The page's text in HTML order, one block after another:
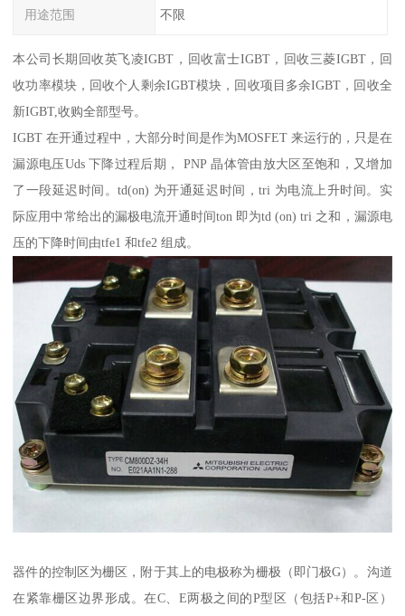
用途范围 不限
本公司长期回收英飞凌IGBT，回收富士IGBT，回收三菱IGBT，回
收功率模块，回收个人剩余IGBT模块，回收项目多余IGBT，回收全
新IGBT,收购全部型号。
IGBT 在开通过程中，大部分时间是作为MOSFET 来运行的，只是在
漏源电压Uds 下降过程后期， PNP 晶体管由放大区至饱和，又增加
了一段延迟时间。td(on) 为开通延迟时间，tri 为电流上升时间。实
际应用中常给出的漏极电流开通时间ton 即为td (on) tri 之和，漏源电
压的下降时间由tfe1 和tfe2 组成。
器件的控制区为栅区，附于其上的电极称为栅极（即门极G）。沟道
在紧靠栅区边界形成。在C、E两极之间的P型区（包括P+和P-区）